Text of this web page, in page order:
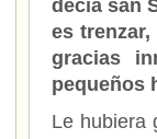
decía san
es
gracias
pequeños
Le hubiera